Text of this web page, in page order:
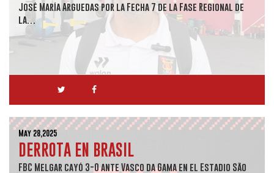
José María Arguedas por la Fecha 7 de la Fase Regional de
la…
May 28,2025
DERROTA EN BRASIL
FBC Melgar cayó 3-0 ante Vasco da Gama en el Estadio São